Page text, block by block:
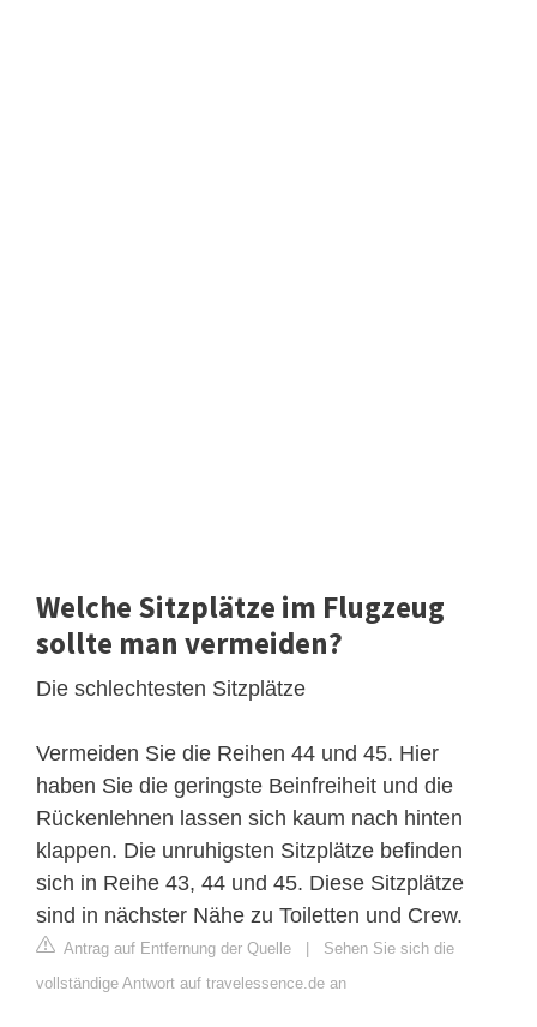
Welche Sitzplätze im Flugzeug
sollte man vermeiden?
Die schlechtesten Sitzplätze
Vermeiden Sie die Reihen 44 und 45. Hier
haben Sie die geringste Beinfreiheit und die
Rückenlehnen lassen sich kaum nach hinten
klappen. Die unruhigsten Sitzplätze befinden
sich in Reihe 43, 44 und 45. Diese Sitzplätze
sind in nächster Nähe zu Toiletten und Crew.
Antrag auf Entfernung der Quelle | Sehen Sie sich die
vollständige Antwort auf travelessence.de an